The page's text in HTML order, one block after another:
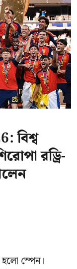
বিশ্ব
রড্রি-
হলো স্পেন।